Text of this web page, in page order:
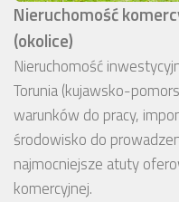
Nieruchomość
(okolice)
Nieruchomość
Torunia (kujawsko-
warunków do pracy,
środowisko do
najmocniejsze atuty
komercyjnej.